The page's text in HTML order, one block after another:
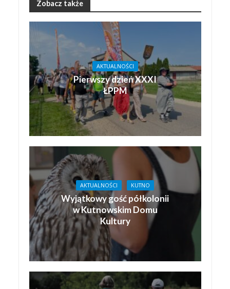
Zobacz także
AKTUALNOŚCI
Pierwszy dzień XXXI
ŁPPM
AKTUALNOŚCI KUTNO
Wyjątkowy gość półkolonii
w Kutnowskim Domu
Kultury